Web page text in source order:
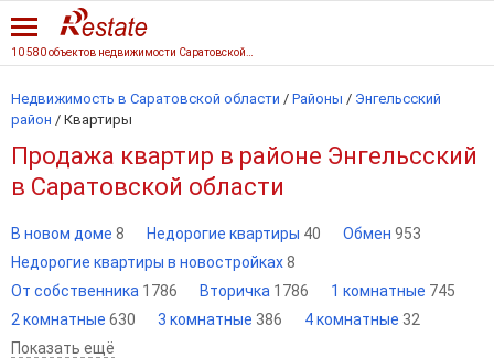
Недвижимость в Саратовской области / Районы / Энгельсский
район / Квартиры
Продажа квартир в районе Энгельсский
в Саратовской области
В новом доме 8 Недорогие квартиры 40 Обмен 953
Недорогие квартиры в новостройках8
От собственника 1786 Вторичка 1786 1 комнатные 745
2 комнатные 630 3 комнатные 386 4 комнатные 32
Показать ещё